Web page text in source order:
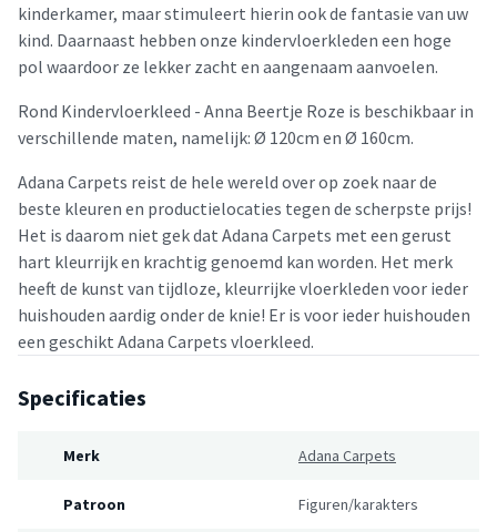
kinderkamer, maar stimuleert hierin ook de fantasie van uw
kind. Daarnaast hebben onze kindervloerkleden een hoge
pol waardoor ze lekker zacht en aangenaam aanvoelen.
Rond Kindervloerkleed - Anna Beertje Roze is beschikbaar in
verschillende maten, namelijk: Ø 120cm en Ø 160cm.
Adana Carpets reist de hele wereld over op zoek naar de
beste kleuren en productielocaties tegen de scherpste prijs!
Het is daarom niet gek dat Adana Carpets met een gerust
hart kleurrijk en krachtig genoemd kan worden. Het merk
heeft de kunst van tijdloze, kleurrijke vloerkleden voor ieder
huishouden aardig onder de knie! Er is voor ieder huishouden
een geschikt Adana Carpets vloerkleed.
Specificaties
Merk Adana Carpets
Patroon Figuren/karakters